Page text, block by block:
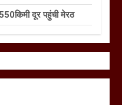
550किमी दूर पहुंची मेरठ